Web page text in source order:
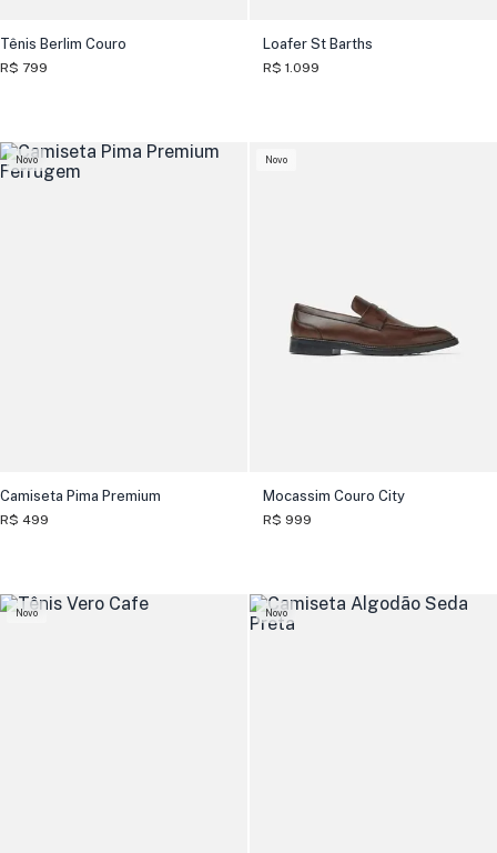
Tênis Berlim Couro
R$ 799
Loafer St Barths
R$ 1.099
Novo
Camiseta Pima Premium
R$ 499
Novo
Mocassim Couro City
R$ 999
Novo Novo